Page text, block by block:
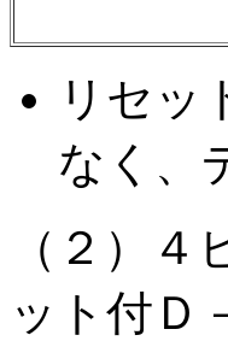
リセッ
なく、
（２）
ット付Ｄ